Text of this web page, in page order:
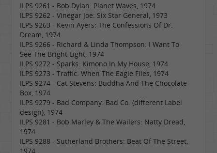
ILPS 9261 - Bob Dylan: Planet Waves, 1974
ILPS 9262 - Vinegar Joe: Six Star General, 1973
ILPS 9263 - Kevin Ayers: The Confessions Of Dr.
Dream, 1974
ILPS 9266 - Richard & Linda Thompson: I Want To
See The Bright Light, 1974
ILPS 9272 - Sparks: Kimono In My House, 1974
ILPS 9273 - Traffic: When The Eagle Flies, 1974
ILPS 9274 - Cat Stevens: Buddha And The Chocolate
Box, 1974
ILPS 9279 - Bad Company: Bad Co. (different Label
design), 1974
ILPS 9281 - Bob Marley & The Wailers: Natty Dread,
1974
ILPS 9288 - Sutherland Brothers: Beat Of The Street,
1974